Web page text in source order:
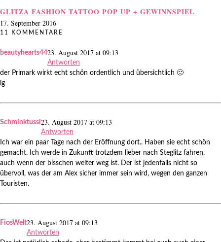
GLITZA FASHION TATTOO POP UP + GEWINNSPIEL
17. September 2016
11 KOMMENTARE
beautyhearts4423. August 2017 at 09:13
Antworten
der Primark wirkt echt schön ordentlich und übersichtlich 🙂
lg
Schminktussi23. August 2017 at 09:13
Antworten
Ich war ein paar Tage nach der Eröffnung dort.. Haben sie echt schön
gemacht. Ich werde in Zukunft trotzdem lieber nach Steglitz fahren,
auch wenn der bisschen weiter weg ist. Der ist jedenfalls nicht so
übervoll, was der am Alex sicher immer sein wird, wegen den ganzen
Touristen.
FiosWelt23. August 2017 at 09:13
Antworten